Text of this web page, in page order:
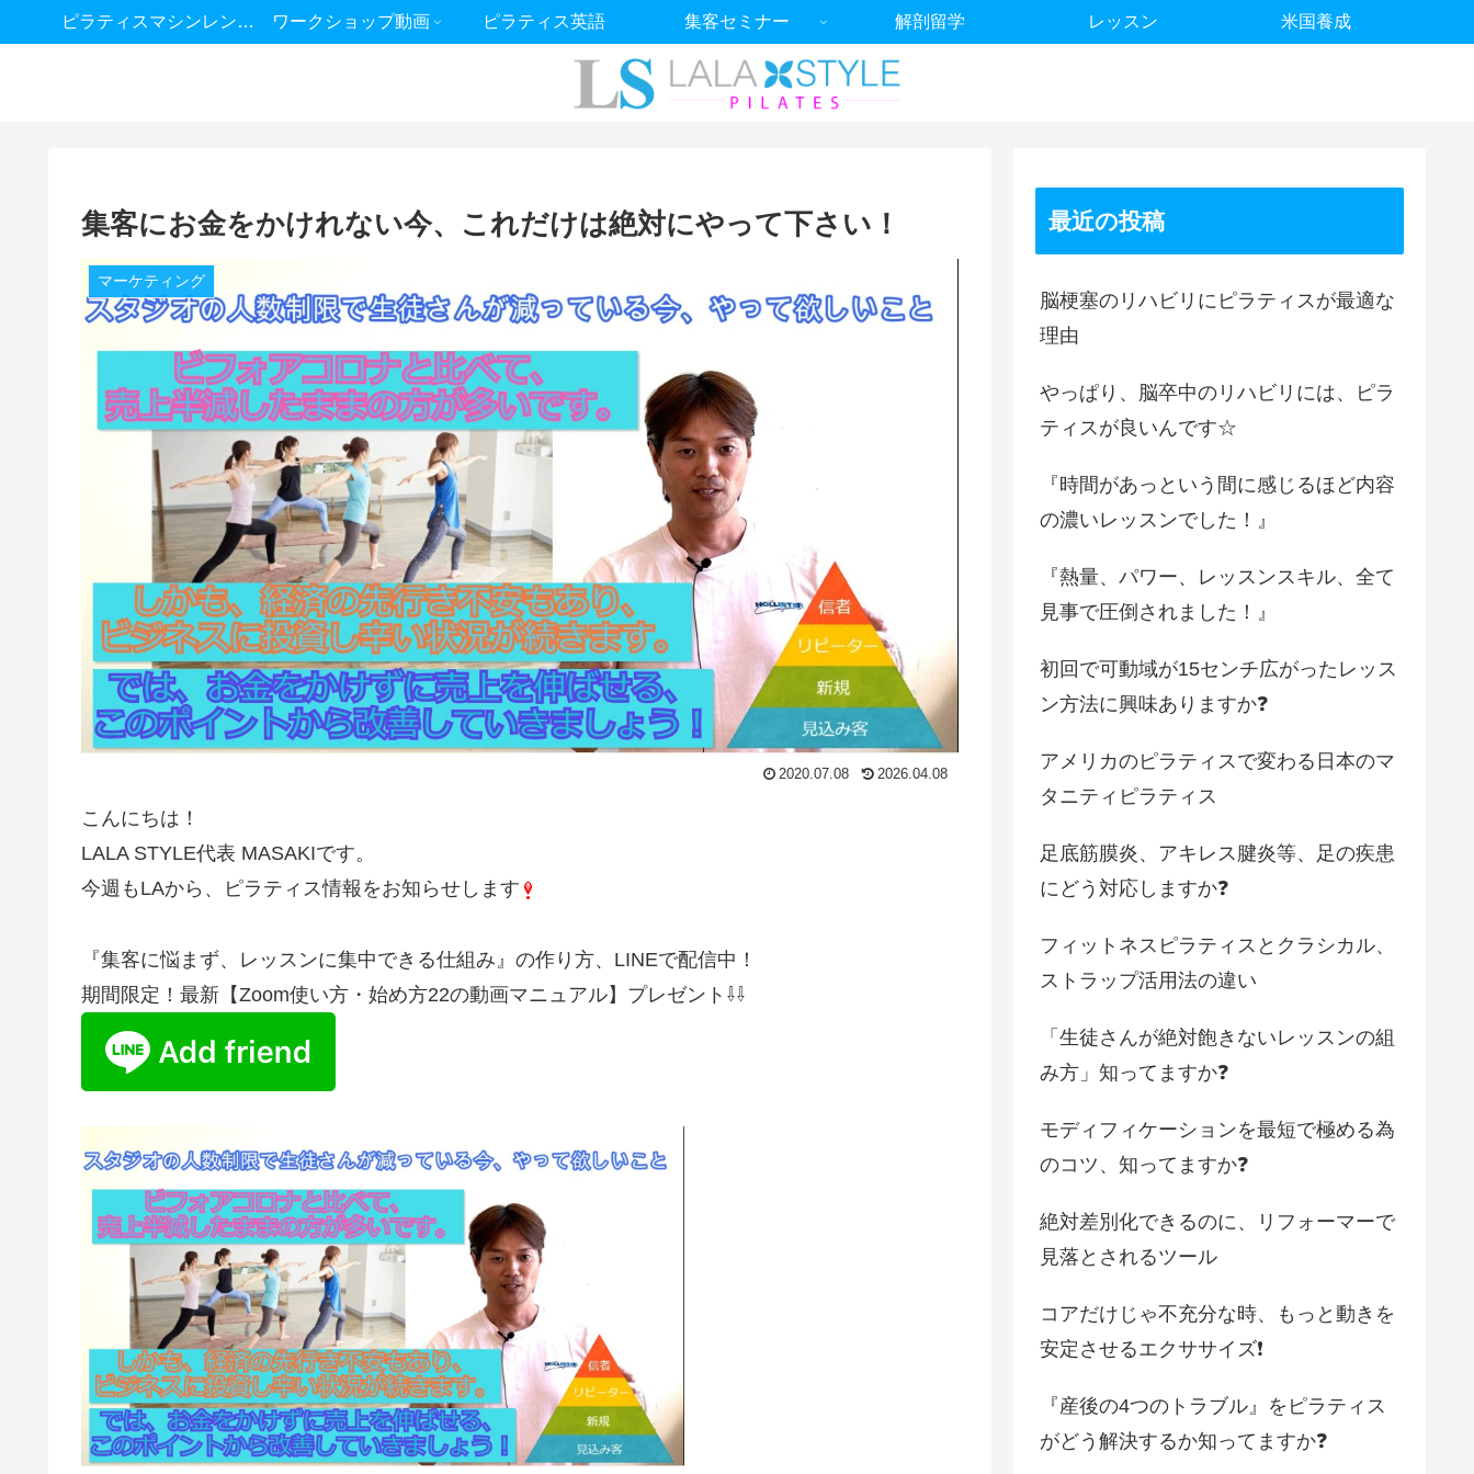
ピラティスマシンレンタル ワークショップ動画 ピラティス英語 集客セミナー 解剖留学 レッスン 米国養成
集客にお金をかけれない今、これだけは絶対にやって下さい！
マーケティング
2020.07.08 2026.04.08
こんにちは！
LALA STYLE代表 MASAKIです。
今週もLAから、ピラティス情報をお知らせします
『集客に悩まず、レッスンに集中できる仕組み』の作り方、LINEで配信中！
期間限定！最新【Zoom使い方・始め方22の動画マニュアル】プレゼント⇩⇩
最近の投稿
脳梗塞のリハビリにピラティスが最適な
理由
やっぱり、脳卒中のリハビリには、ピラ
ティスが良いんです☆
『時間があっという間に感じるほど内容
の濃いレッスンでした！』
『熱量、パワー、レッスンスキル、全て
見事で圧倒されました！』
初回で可動域が15センチ広がったレッス
ン方法に興味ありますか❓
アメリカのピラティスで変わる日本のマ
タニティピラティス
足底筋膜炎、アキレス腱炎等、足の疾患
にどう対応しますか❓
フィットネスピラティスとクラシカル、
ストラップ活用法の違い
「生徒さんが絶対飽きないレッスンの組
み方」知ってますか❓
モディフィケーションを最短で極める為
のコツ、知ってますか❓
絶対差別化できるのに、リフォーマーで
見落とされるツール
コアだけじゃ不充分な時、もっと動きを
安定させるエクササイズ❗️
『産後の4つのトラブル』をピラティス
がどう解決するか知ってますか❓